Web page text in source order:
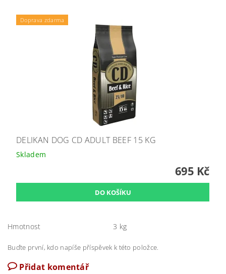
Doprava zdarma
DELIKAN DOG CD ADULT BEEF 15 KG
Skladem
695 Kč
Hmotnost 3 kg
Buďte první, kdo napíše příspěvek k této položce.
Přidat komentář